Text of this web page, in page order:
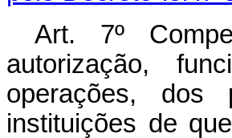
Art. 7º
autorização,
operações, dos
instituições de